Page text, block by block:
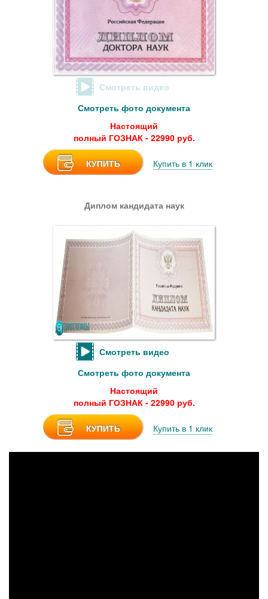
Смотреть видео
Смотреть фото документа
Настоящий
полный ГОЗНАК - 22990 руб.
КУПИТЬ Купить в 1 клик
Диплом кандидата наук
Смотреть видео
Смотреть фото документа
Настоящий
полный ГОЗНАК - 22990 руб.
КУПИТЬ Купить в 1 клик